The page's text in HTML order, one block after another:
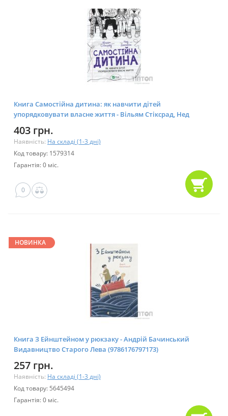
Книга Самостійна дитина: як навчити дітей
упорядковувати власне життя - Вільям Стіксрад, Нед
403 грн.
Наявність: На складі (1-3 дні)
Код товару: 1579314
Гарантія: 0 міс.
0
НОВИНКА
Книга З Ейнштейном у рюкзаку - Андрій Бачинський
Видавництво Старого Лева (9786176797173)
257 грн.
Наявність: На складі (1-3 дні)
Код товару: 5645494
Гарантія: 0 міс.